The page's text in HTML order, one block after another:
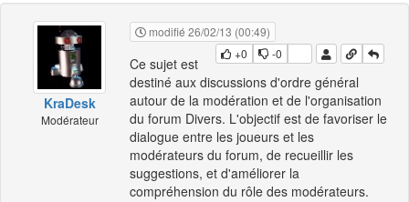
KraDesk
Modérateur
modifié 26/02/13 (00:49)
+0
-0
Ce sujet est
destiné aux discussions d'ordre général
autour de la modération et de l'organisation
du forum Divers. L'objectif est de favoriser le
dialogue entre les joueurs et les
modérateurs du forum, de recueillir les
suggestions, et d'améliorer la
compréhension du rôle des modérateurs.